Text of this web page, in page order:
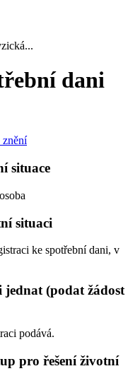
dani
situace
situaci
ke spotřební dani, v
jednat (podat žádost
podává.
pro řešení životní